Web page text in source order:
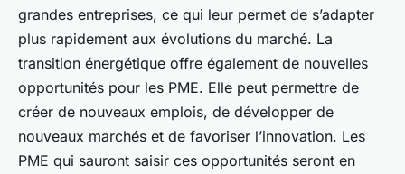
grandes entreprises, ce qui leur permet de s’adapter
plus rapidement aux évolutions du marché. La
transition énergétique offre également de nouvelles
opportunités pour les PME. Elle peut permettre de
créer de nouveaux emplois, de développer de
nouveaux marchés et de favoriser l’innovation. Les
PME qui sauront saisir ces opportunités seront en